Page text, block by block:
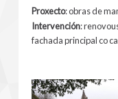
Proxecto:obras de
Intervención:
fachada principal co